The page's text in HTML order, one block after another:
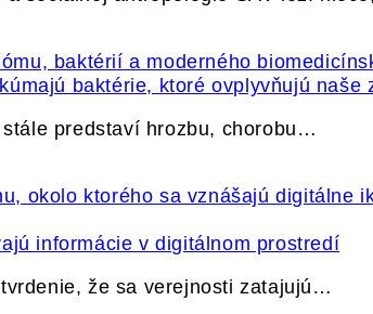
baktérie, ktoré ovplyvňujú naše
stále predstaví hrozbu, chorobu…
informácie v digitálnom prostredí
že sa verejnosti zatajujú…